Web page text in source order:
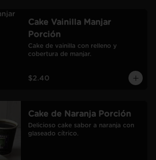
Cake Vainilla Manjar
Porción
Cake de vainilla con relleno y
cobertura de manjar.
$2.40
Cake de Naranja Porción
Delicioso cake sabor a naranja con
glaseado cítrico.